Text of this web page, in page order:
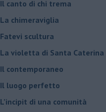
​Il canto di chi trema
La chimeraviglia
​Fatevi scultura
​La violetta di Santa Caterina
​Il contemporaneo
​Il luogo perfetto
​L’incipit di una comunità